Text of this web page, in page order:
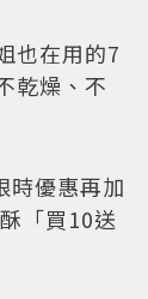
也在用的7
乾燥、不
時優惠再加
「買10送